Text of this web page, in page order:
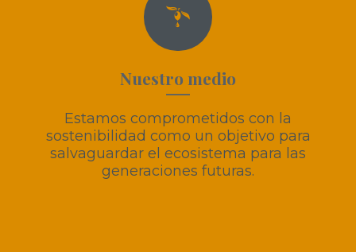
Nuestro medio
Estamos comprometidos con la
sostenibilidad como un objetivo para
salvaguardar el ecosistema para las
generaciones futuras.